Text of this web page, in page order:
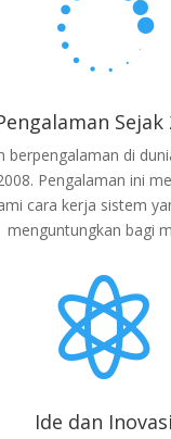

Sejak
berpengalaman di
Pengalaman ini
cara kerja sistem
menguntungkan bagi

Ide dan Inovasi